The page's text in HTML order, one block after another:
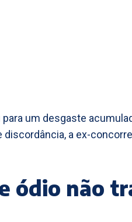
um desgaste
a ex-
ódio não